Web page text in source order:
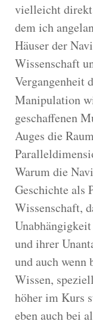
vielleicht direkt
dem ich
Häuser der
Wissenschaft
Vergangenheit
Manipulation
geschaffenen
Auges die
Warum die
Geschichte als
Wissenschaft,
und ihrer
und auch wenn
Wissen,
höher im Kurs
eben auch bei